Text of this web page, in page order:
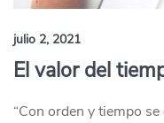
julio 2, 2021
El valor del
“Con orden y tiempo